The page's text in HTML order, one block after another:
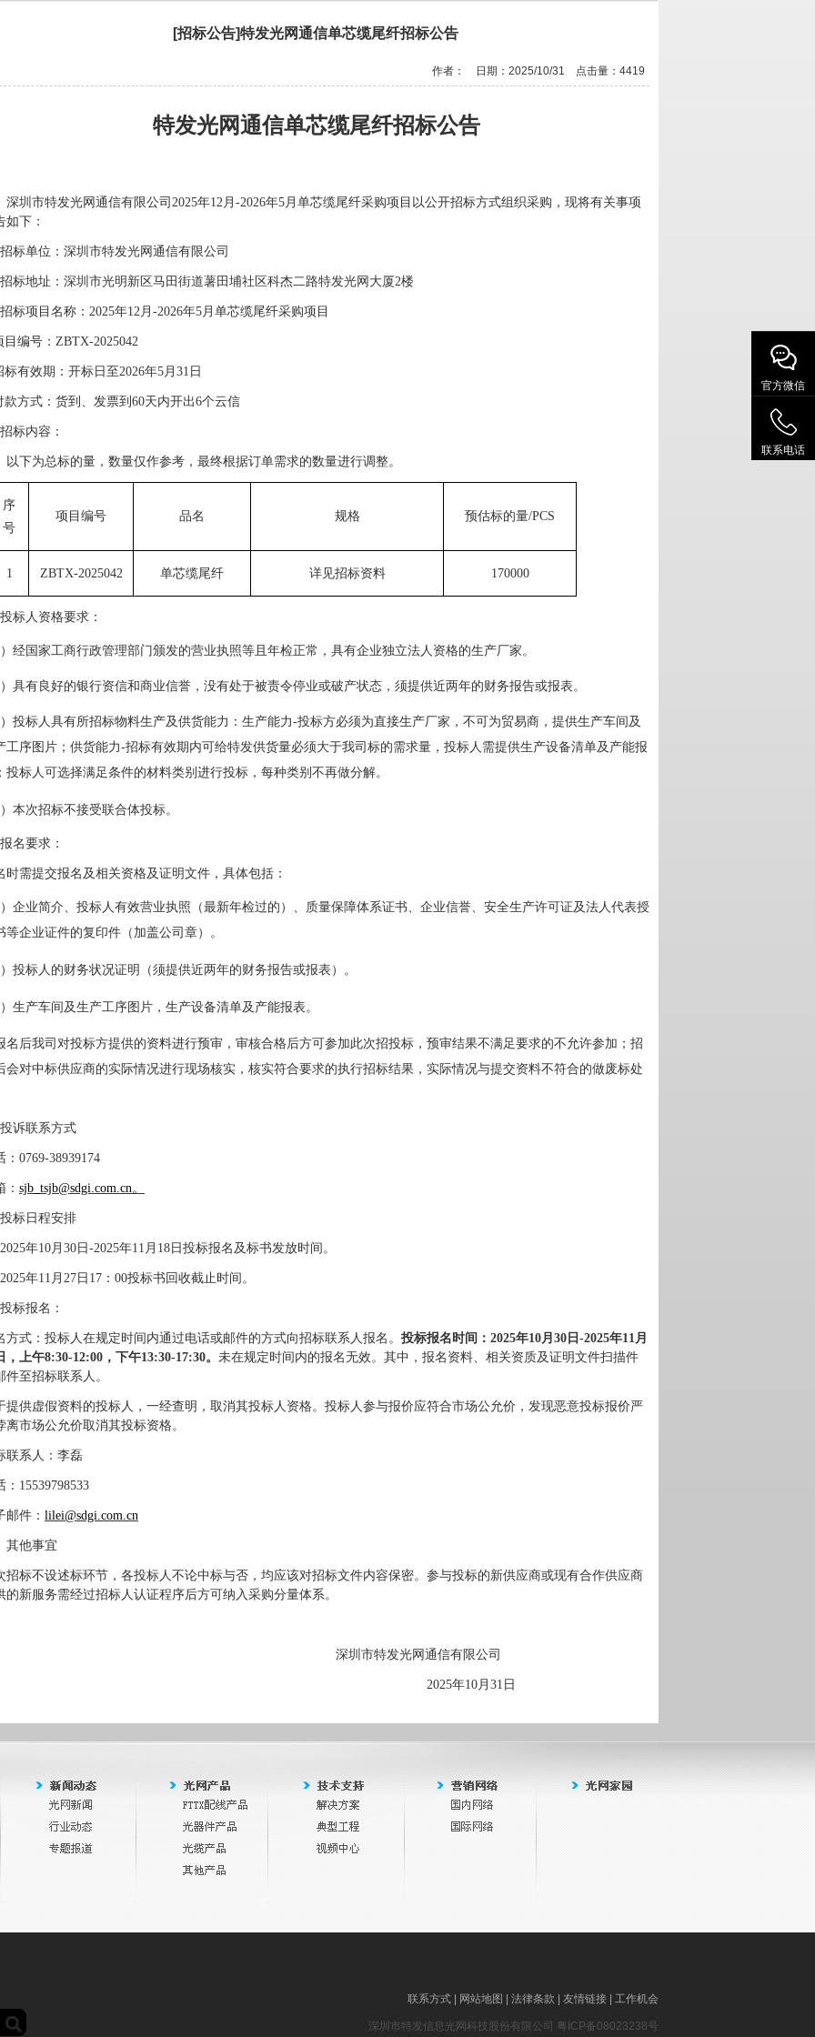
[招标公告]特发光网通信单芯缆尾纤招标公告
作者： 日期：2025/10/31 点击量： 4419
特发光网通信单芯缆尾纤招标公告
深圳市特发光网通信有限公司 2025年12月-2026年5月单芯缆尾纤采购项目以公开招标方式组织采购 ， 现将有关事项
如下：
标单位：深圳市特发光网通信有限公司
标地址：深圳市光明新区马田街道薯田埔社区科杰二路特发光网大厦2楼
标项目名称：2025年12月-2026年5月单芯缆尾纤采购项目
目编号： ZBTX-2025042
标有效期：开标日至2026年5月 31 日
款方式：货到、发票到60天内开出6个云信
标内容：
以下为总标的量 ， 数量仅作参考，最终根据订单需求的数量进行调整。
序
号
项目编号 品名 规格 预估标的量/PCS
1 ZBTX-2025042 单芯缆尾纤 详见招标资料 170000
标人资格要求：
经国家工商行政管理部门颁发的营业执照等且年检正常，具有企业独立法人资格的生产厂家。
） 具有良好的银行资信和商业信誉，没有处于被责令停业或破产状态，须提供近两年的财务报告或报表。
投标人具有所招标物料生产及供货能力：生产能力-投标方必须为直接生产厂家，不可为贸易商，提供生产车间及
工序图片；供货能力-招标有效期内可给特发供货量必须大于我司标的需求量，投标人需提供生产设备清单及产能报
投标人可选择满足条件的材料类别进行投标，每种类别不再做分解。
本次招标不接受联合体投标。
名要求：
时需提交报名及相关资格及证明文件，具体包括：
企业简介、投标人有效营业执照（最新年检过的）、质量保障体系证书、企业信誉、安全生产许可证及法人代表授
等企业证件的复印件（加盖公司章）。
投标人的财务状况证明（须提供近两年的财务报告或报表）。
生产车间及生产工序图片，生产设备清单及产能报表。
名后我司对投标方提供的资料进行预审，审核合格后方可参加此次招投标，预审结果不满足要求的不允许参加；招
会对中标供应商的实际情况进行现场核实，核实符合要求的执行招标结果，实际情况与提交资料不符合的做废标处
诉联系方式
： 0769-38939174
： sjb_tsjb@sdgi.com.cn。
标日程安排
2025年10月 30日-2025年11 月 18 日投标报名及标书发放时间。
2025年11 月 27 日 17 ： 00投标书回收截止时间。
标报名：
方式：投标人在规定时间内通过电话或邮件的方式向招标联系人报名。 投标报名时间 ： 2025年10月 30 日 -2025年11月
，上午8:30-12:00，下午13:30-17:30。 未在规定时间内的报名无效。其中，报名资料、相关资质及证明文件扫描件
件至招标联系人。
提供虚假资料的投标人，一经查明，取消其投标人资格。投标人参与报价应符合市场公允价，发现恶意投标报价严
离市场公允价取消其投标资格。
联系人： 李磊
： 15539798533
邮件： lilei@sdgi.com.cn
其他事宜
招标不设述标环节，各投标人不论中标与否，均应该对招标文件内容保密。参与投标的新供应商或现有合作供应商
的新服务需经过招标人认证程序后方可纳入采购分量体系。
深圳 市特发光网通信有限公司
2025年10月 31 日
联系方式 网站地图 法律条款 友情链接 工作机会
深圳市特发信息光网科技股份有限公司 粤ICP备08023238号
官方微信
联系电话